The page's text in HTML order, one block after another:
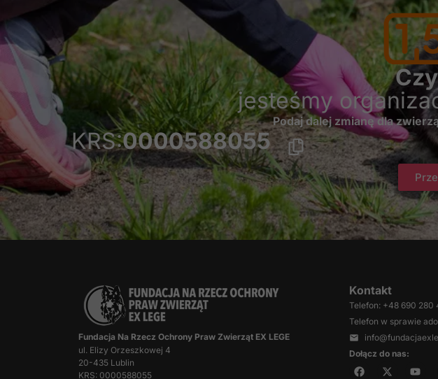
jesteśmy
Podaj dalej zmianę dla
KRS:0000588055
Fundacja Na Rzecz Ochrony Praw Zwierząt EX LEGE
ul. Elizy Orzeszkowej 4
20-435 Lublin
KRS: 0000588055
Kontakt
Telefon: +48 690 280
Telefon w sprawie
Dołącz do nas: